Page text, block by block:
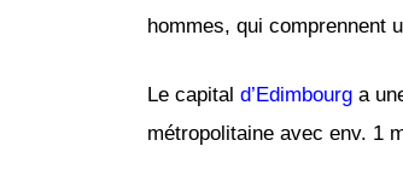
hommes, qui comprennent
Le capital d’Edimbourg a
métropolitaine avec env. 1